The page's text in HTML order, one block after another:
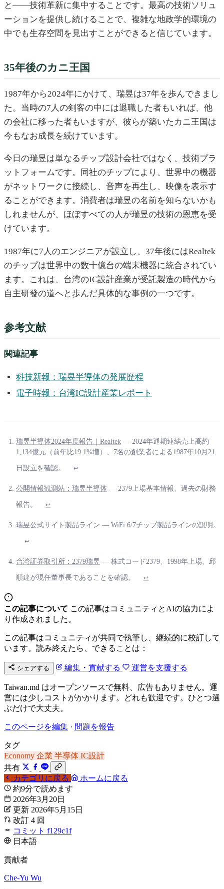
と——技術革新に集中することです。最高の技術ソリュ
ーションを提供し続けることで、複雑な地政学的環境の
中でも生存空間を見出すことができると信じています。
35年後のカニ王国
1987年から2024年にかけて、瑞昱は37年を歩んできまし
た。当時の7人の剣客の中には退職した者もいれば、他
の会社に移った者もいますが、彼らが築いたカニ王国は
今もなお成長を続けています。
今日の瑞昱は単なるチップ設計会社ではなく、技術プラ
ットフォームです。同社のチップにより、世界中の機器
がネットワークに接続し、音声を再生し、映像を表示す
ることができます。消費者は瑞昱の名前を知らないかも
しれませんが、ほぼすべての人が瑞昱の技術の恩恵を受
けています。
1987年に7人のエンジニアが設立し、37年後にはRealtek
のチップは世界中の数十億台の端末機器に統合されてい
ます。これは、台湾のIC設計産業が受託製造の時代から
自主研發の道へと歩んだ具体的な事例の一つです。
参考文献
関連記事
科技新報：瑞昱半導体の発展歷程
電子時報：台湾IC設計産業レポート
瑞昱半導体2024年度報告｜Realtek — 2024年通期連結売上高約
1,134億元（前年比19.1%増）、7名の創業者による1987年10月21
日設立を確認。 ↩
公開情報観測站：瑞昱半導体 — 2379上場基本情報、過去の財務
報告。 ↩
瑞昱公式サイト製品ライン — WiFi 6/7チップ製品ラインの説明。
↩
台湾証券取引所：2379瑞昱 — 株式コード2379、1998年上場、邱
順建が現任董事長であることを確認。 ↩
この記事について この記事はコミュニティとAIの協力によ
り作成されました。
この記事はコミュニティが共同で執筆し、継続的に校訂して
います。読み終えたら、できることは：
シェアする 編集・貢献する 運営を支援する
Taiwan.md はオープンソースで無料、広告もありません。運
営には少しコストがかかります。どれも歓迎です。ひとつ選
ぶだけで大丈夫。
このページを編集 · 問題を報告
タグ
Economy 企業 半導体 IC設計
共有
カテゴリに戻る
ホームに戻る
約9分で読めます
2026年3月20日
更新 2026年5月15日
改訂 4 回
コミット f129c1f
日本語
貢献者
Che-Yu Wu